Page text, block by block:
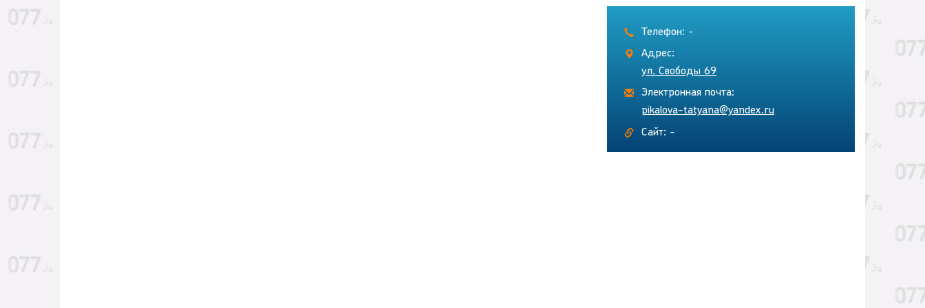
Телефон: -
Адрес:
ул. Свободы 69
Электронная почта:
pikalova-tatyana@yandex.ru
Сайт: -